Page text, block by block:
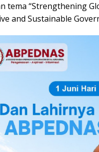
tema “Strengthening
and Sustainable